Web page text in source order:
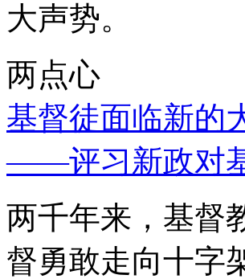
大声势。
两点心
基督徒面临新的
——评习新政对
两千年来，基督
督勇敢走向十字